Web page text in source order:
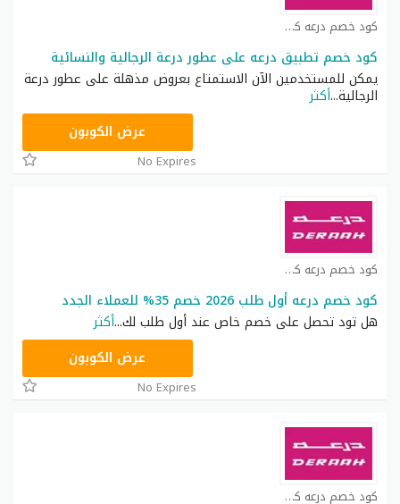
كود خصم درعه كوبون
كود خصم تطبيق درعه على عطور درعة الرجالية والنسائية
يمكن للمستخدمين الآن الاستمتاع بعروض مذهلة على عطور درعة
الرجالية...أكثر
عرض الكوبون
No Expires
كود خصم درعه كوبون
كود خصم درعه أول طلب 2026 خصم 35% للعملاء الجدد
هل تود تحصل على خصم خاص عند أول طلب لك...أكثر
عرض الكوبون
No Expires
كود خصم درعه كوبون